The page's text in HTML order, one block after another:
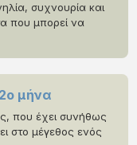
συχνουρία και
που μπορεί να
μήνα
που έχει συνήθως
στο μέγεθος ενός